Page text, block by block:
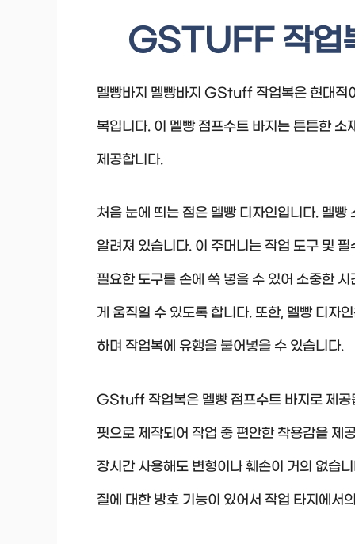
GSTUFF 작업
멜빵바지 멜빵바지 GStuff 작업복은 현대적
복입니다. 이 멜빵 점프수트 바지는 튼튼한
제공합니다.
처음 눈에 띄는 점은 멜빵 디자인입니다. 멜
알려져 있습니다. 이 주머니는 작업 도구 및
필요한 도구를 손에 쏙 넣을 수 있어 소중한
게 움직일 수 있도록 합니다. 또한, 멜빵 디자
하며 작업복에 유행을 불어넣을 수 있습니다.
GStuff 작업복은 멜빵 점프수트 바지로 제공
핏으로 제작되어 작업 중 편안한 착용감을 제
장시간 사용해도 변형이나 훼손이 거의 없습
질에 대한 방호 기능이 있어서 작업 타지에서